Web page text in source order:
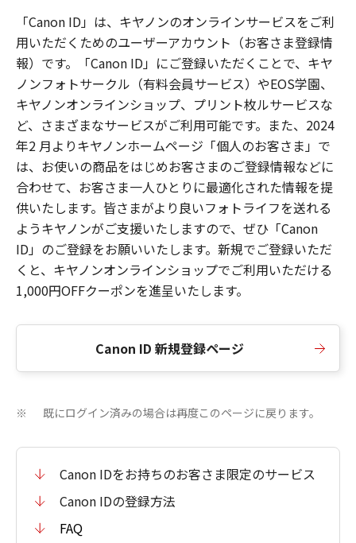
「Canon ID」は、キヤノンのオンラインサービスをご利
用いただくためのユーザーアカウント（お客さま登録情
報）です。「Canon ID」にご登録いただくことで、キヤ
ノンフォトサークル（有料会員サービス）やEOS学園、
キヤノンオンラインショップ、プリント枚ルサービスな
ど、さまざまなサービスがご利用可能です。また、2024
年2 月よりキヤノンホームページ「個人のお客さま」で
は、お使いの商品をはじめお客さまのご登録情報などに
合わせて、お客さま一人ひとりに最適化された情報を提
供いたします。皆さまがより良いフォトライフを送れる
ようキヤノンがご支援いたしますので、ぜひ「Canon
ID」のご登録をお願いいたします。新規でご登録いただ
くと、キヤノンオンラインショップでご利用いただける
1,000円OFFクーポンを進呈いたします。
Canon ID 新規登録ページ
※ 既にログイン済みの場合は再度このページに戻ります。
Canon IDをお持ちのお客さま限定のサービス
Canon IDの登録方法
FAQ